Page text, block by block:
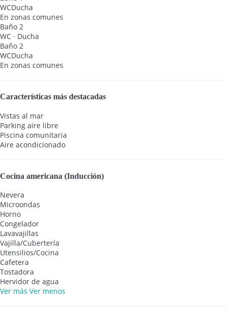
WCDucha
En zonas comunes
Baño 2
WC · Ducha
Baño 2
WCDucha
En zonas comunes
Características más destacadas
Vistas al mar
Parking aire libre
Piscina comunitaria
Aire acondicionado
Cocina americana (Inducción)
Nevera
Microondas
Horno
Congelador
Lavavajillas
Vajilla/Cubertería
Utensilios/Cocina
Cafetera
Tostadora
Hervidor de agua
Ver más Ver menos